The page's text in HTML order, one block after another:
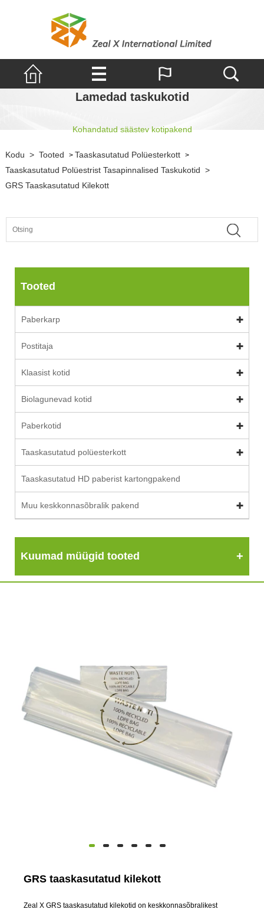
Lamedad taskukotid
Kohandatud säästev kotipakend
Kodu > Tooted > Taaskasutatud Polüesterkott >
Taaskasutatud Polüestrist Tasapinnalised Taskukotid >
GRS Taaskasutatud Kilekott
Tooted
Paberkarp
Postitaja
Klaasist kotid
Biolagunevad kotid
Paberkotid
Taaskasutatud polüesterkott
Taaskasutatud HD paberist kartongpakend
Muu keskkonnasõbralik pakend
Kuumad müügid tooted
GRS taaskasutatud kilekott
Zeal X GRS taaskasutatud kilekotid on keskkonnasõbralikest